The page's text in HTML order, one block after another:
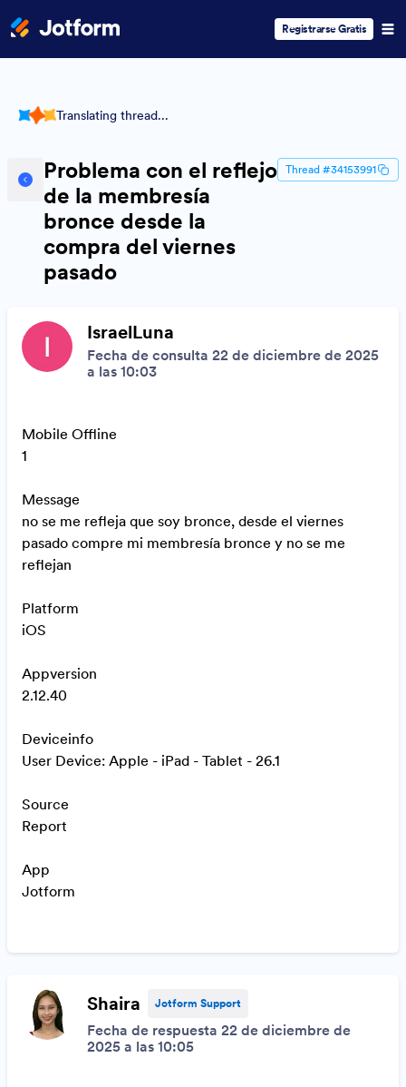
Registrarse Gratis
Translating thread...
Problema con el reflejo
de la membresía
bronce desde la
compra del viernes
pasado
Thread #34153991
IsraelLuna
Fecha de consulta 22 de diciembre de 2025
a las 10:03
Mobile Offline
1
Message
no se me refleja que soy bronce, desde el viernes
pasado compre mi membresía bronce y no se me
reflejan
Platform
iOS
Appversion
2.12.40
Deviceinfo
User Device: Apple - iPad - Tablet - 26.1
Source
Report
App
Jotform
Shaira Jotform Support
Fecha de respuesta 22 de diciembre de
2025 a las 10:05